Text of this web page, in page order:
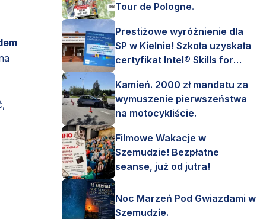
Tour de Pologne.
Prestiżowe wyróżnienie dla
SP w Kielnie! Szkoła uzyskała
certyfikat Intel® Skills for
Kamień. 2000 zł mandatu za
wymuszenie pierwszeństwa
na motocykliście.
Filmowe Wakacje w
Szemudzie! Bezpłatne
seanse, już od jutra!
Noc Marzeń Pod Gwiazdami w
Szemudzie.